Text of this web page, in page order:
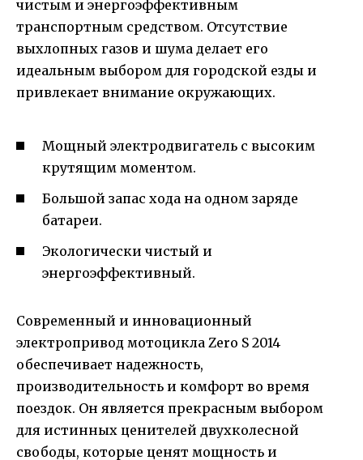
чистым и энергоэффективным
транспортным средством. Отсутствие
выхлопных газов и шума делает его
идеальным выбором для городской езды и
привлекает внимание окружающих.
Мощный электродвигатель с высоким
крутящим моментом.
Большой запас хода на одном заряде
батареи.
Экологически чистый и
энергоэффективный.
Современный и инновационный
электропривод мотоцикла Zero S 2014
обеспечивает надежность,
производительность и комфорт во время
поездок. Он является прекрасным выбором
для истинных ценителей двухколесной
свободы, которые ценят мощность и